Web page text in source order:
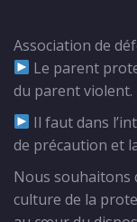
Association de
Le parent
du parent violent.
Il faut dans
de précaution et
Nous souhaitons
culture de la